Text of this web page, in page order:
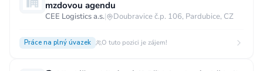
mzdovou agendu
CEE Logistics a.s.| Doubravice č.p. 106, Pardubice, CZ
Práce na plný úvazek O tuto pozici je zájem!